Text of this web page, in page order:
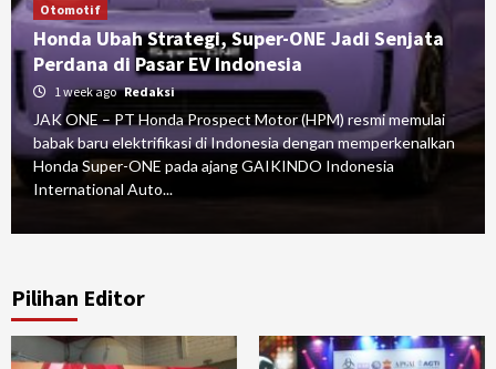
Otomotif
Honda Ubah Strategi, Super-ONE Jadi Senjata
Perdana di Pasar EV Indonesia
1 week ago Redaksi
JAK ONE – PT Honda Prospect Motor (HPM) resmi memulai
babak baru elektrifikasi di Indonesia dengan memperkenalkan
Honda Super-ONE pada ajang GAIKINDO Indonesia
International Auto...
Pilihan Editor